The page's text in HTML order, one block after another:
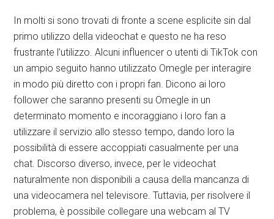
In molti si sono trovati di fronte a scene esplicite sin dal
primo utilizzo della videochat e questo ne ha reso
frustrante l’utilizzo. Alcuni influencer o utenti di TikTok con
un ampio seguito hanno utilizzato Omegle per interagire
in modo più diretto con i propri fan. Dicono ai loro
follower che saranno presenti su Omegle in un
determinato momento e incoraggiano i loro fan a
utilizzare il servizio allo stesso tempo, dando loro la
possibilità di essere accoppiati casualmente per una
chat. Discorso diverso, invece, per le videochat
naturalmente non disponibili a causa della mancanza di
una videocamera nel televisore. Tuttavia, per risolvere il
problema, è possibile collegare una webcam al TV